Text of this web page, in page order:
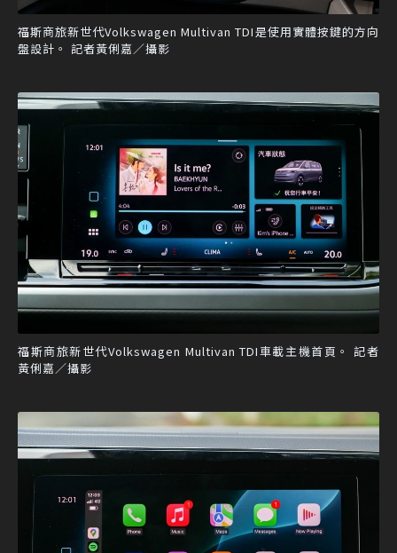
福斯商旅新世代Volkswagen Multivan TDI是使用實體按鍵的方向
盤設計。 記者黃俐嘉／攝影
福斯商旅新世代Volkswagen Multivan TDI車載主機首頁。 記者
黃俐嘉／攝影